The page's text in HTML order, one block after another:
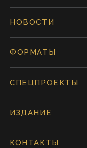
НОВОСТИ
ФОРМАТЫ
СПЕЦПРОЕКТЫ
ИЗДАНИЕ
КОНТАКТЫ